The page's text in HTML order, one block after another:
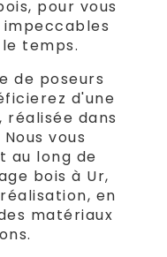
pour vous
temps.
de poseurs
d'une
dans
vous
au long de
bois à Ur,
en
matériaux